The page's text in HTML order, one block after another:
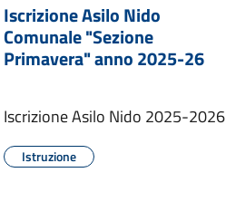
Iscrizione Asilo Nido
Comunale "Sezione
Primavera" anno 2025-26
Iscrizione Asilo Nido 2025-2026
Istruzione